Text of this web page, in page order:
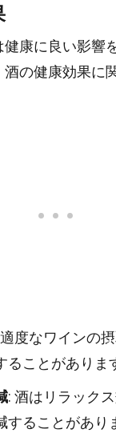
康に良い影響
の健康効果に
度なワインの
ることがありま
: 酒はリラック
することがあり